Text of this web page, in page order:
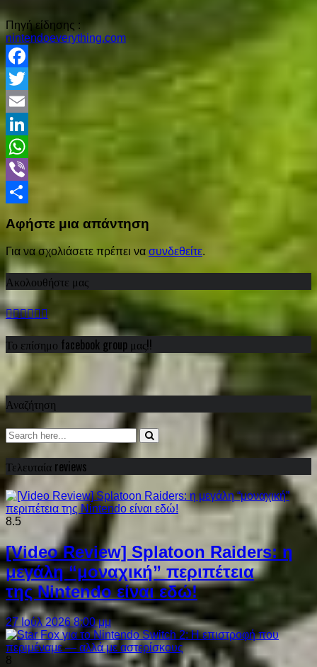
Πηγή είδησης :
nintendoeverything.com
Facebook
Twitter
Email
LinkedIn
WhatsApp
Viber
Αφήστε μια απάντηση
Για να σχολιάσετε πρέπει να συνδεθείτε.
Ακολουθήστε μας
Το επίσημο facebook group μας!!
Αναζήτηση
Τελευταία reviews
8.5
[Video Review] Splatoon Raiders: η
μεγάλη “μοναχική” περιπέτεια
της Nintendo είναι εδώ!
27 Ιούλ 2026 8:00 μμ
8